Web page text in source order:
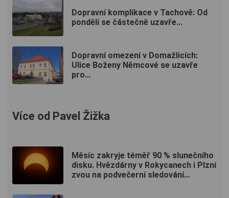
Dopravní komplikace v Tachově: Od
pondělí se částečně uzavře...
Dopravní omezení v Domažlicích:
Ulice Boženy Němcové se uzavře
pro...
Více od Pavel Žižka
Měsíc zakryje téměř 90 % slunečního
disku. Hvězdárny v Rokycanech i Plzni
zvou na podvečerní sledování